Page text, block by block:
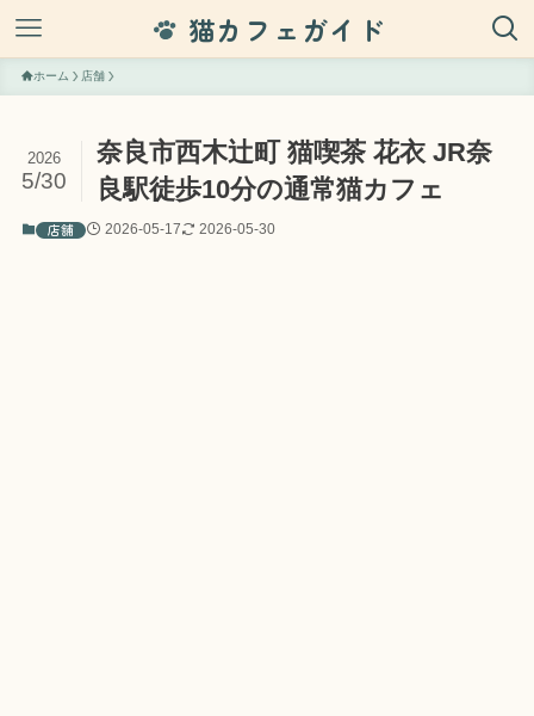
猫カフェガイド
ホーム 店舗
奈良市西木辻町 猫喫茶 花衣 JR奈
良駅徒歩10分の通常猫カフェ
2026
5/30
店舗 2026-05-17 2026-05-30